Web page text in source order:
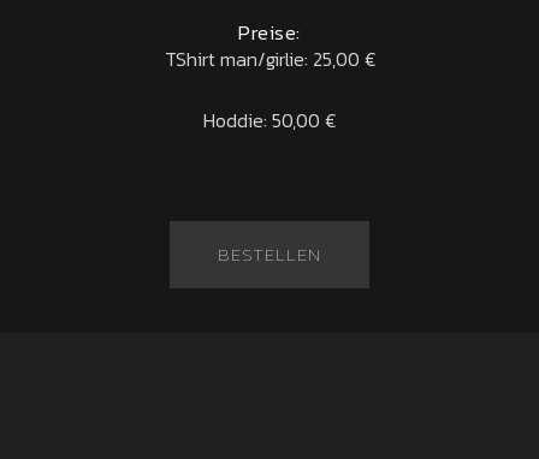
Preise:
TShirt man/girlie: 25,00 €
Hoddie: 50,00 €
BESTELLEN